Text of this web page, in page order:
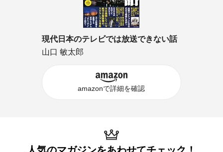
現代日本のテレビでは放送できない話
山口 敏太郎
amazonで詳細を確認